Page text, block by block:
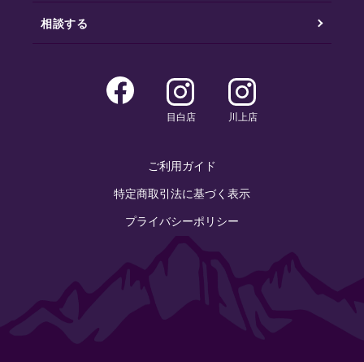
相談する
目白店 川上店
ご利用ガイド
特定商取引法に基づく表示
プライバシーポリシー